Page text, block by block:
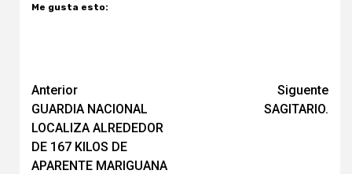
Me gusta esto:
Navegación
de
entradas
Anterior
GUARDIA NACIONAL
LOCALIZA ALREDEDOR
DE 167 KILOS DE
APARENTE MARIGUANA
Siguente
SAGITARIO.